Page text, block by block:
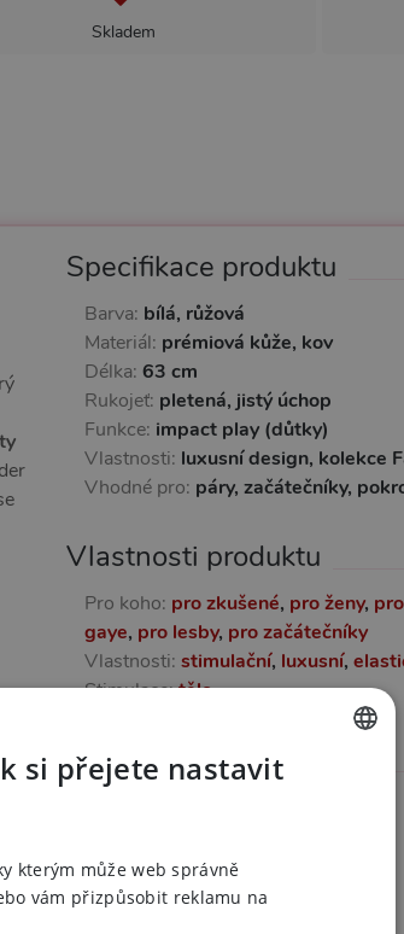
Skladem
Specifikace produktu
Barva: bílá, růžová
Materiál: prémiová kůže, kov
Délka: 63 cm
Rukojeť: pletená, jistý úchop
Funkce: impact play (důtky)
Vlastnosti: luxusní design, kolekce
Vhodné pro: páry, začátečníky,
Vlastnosti produktu
Pro koho: pro zkušené, pro ženy,
gaye, pro lesby, pro začátečníky
Vlastnosti: stimulační, luxusní,
Stimulace:tělo
Další informace
Výrobce: Liebe Seele
si přejete nastavit
kterým může web správně
vám přizpůsobit reklamu na